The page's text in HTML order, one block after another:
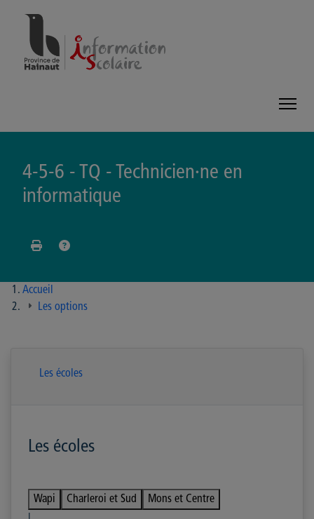
4-5-6 - TQ - Technicien·ne en
informatique
Accueil
Les options
Les écoles
Les écoles
Wapi Charleroi et Sud
Mons et Centre